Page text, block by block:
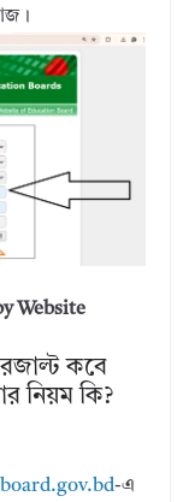
Website
কবে
নিয়ম কি?
-এ